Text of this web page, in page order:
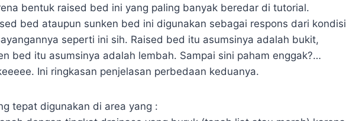
bentuk raised bed ini yang paling banyak beredar di tutorial.
bed ataupun sunken bed ini digunakan sebagai respons dari kondisi
seperti ini sih. Raised bed itu asumsinya adalah bukit,
bed itu asumsinya adalah lembah. Sampai sini paham enggak?…
Ini ringkasan penjelasan perbedaan keduanya.
tepat digunakan di area yang :